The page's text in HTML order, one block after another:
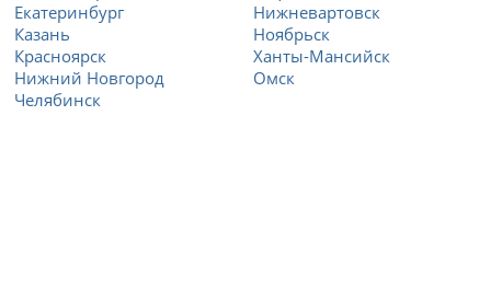
Екатеринбург
Казань
Красноярск
Нижний Новгород
Челябинск
Нижневартовск
Ноябрьск
Ханты-Мансийск
Омск